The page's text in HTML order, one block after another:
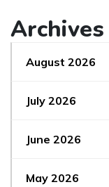
Archives
August 2026
July 2026
June 2026
May 2026